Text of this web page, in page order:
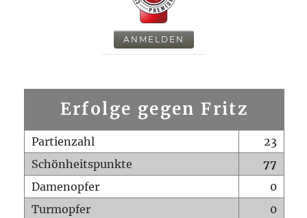
ANMELDEN
Erfolge gegen Fritz
Partienzahl
23
Schönheitspunkte
77
Damenopfer
0
Turmopfer
0